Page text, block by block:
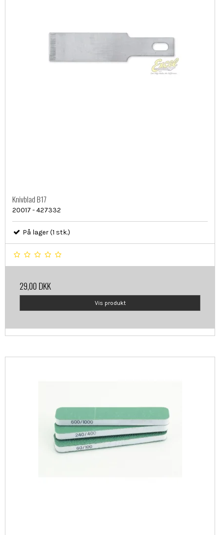
Knivblad B17
20017 - 427332
På lager (1 stk.)
29,00 DKK
Vis produkt